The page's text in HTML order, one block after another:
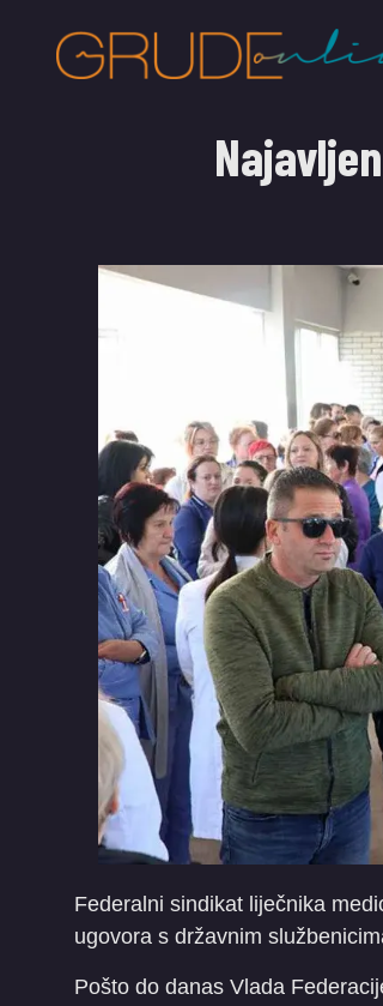
Federalni sindikat liječnika
ugovora s državnim
Pošto do danas Vlada